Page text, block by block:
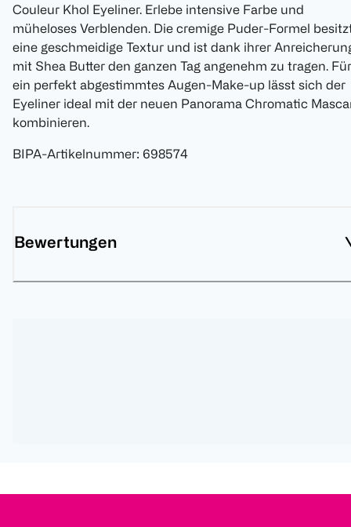
Couleur Khol Eyeliner. Erlebe intensive Farbe und
müheloses Verblenden. Die cremige Puder-Formel
eine geschmeidige Textur und ist dank ihrer
mit Shea Butter den ganzen Tag angenehm zu tragen. Für
ein perfekt abgestimmtes Augen-Make-up lässt sich der
Eyeliner ideal mit der neuen Panorama Chromatic
kombinieren.
BIPA-Artikelnummer: 698574
Bewertungen